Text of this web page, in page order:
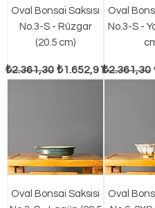
Oval Bonsai Saksısı
No.3-S - Rüzgar
(20.5 cm)
Normal Fiyat
₺2.361,30 İndirimli Fiyat
₺1.652,91
Oval
No.3-S -
Normal
₺2.361,30
Oval Bonsai Saksısı
Oval